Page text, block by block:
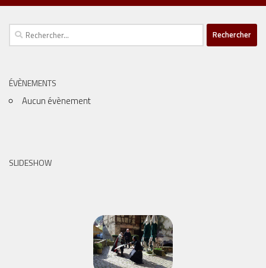
Rechercher :
ÉVÈNEMENTS
Aucun évènement
SLIDESHOW